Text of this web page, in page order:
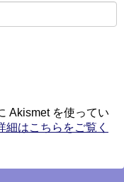
Akismet を使ってい
細はこちらをご覧く